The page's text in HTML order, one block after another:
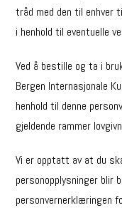
tråd med den til enhver
i henhold til eventuelle
Ved å bestille og ta i
Bergen Internasjonale
henhold til denne
gjeldende rammer
Vi er opptatt av at du
personopplysninger blir
personvernerklæringen